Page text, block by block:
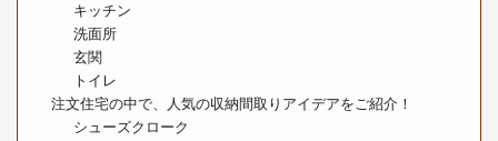
キッチン
洗面所
玄関
トイレ
注文住宅の中で、人気の収納間取りアイデアをご紹介！
シューズクローク